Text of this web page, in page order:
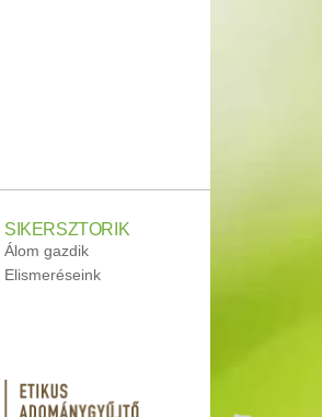
SIKERSZTORIK
Álom gazdik
Elismeréseink